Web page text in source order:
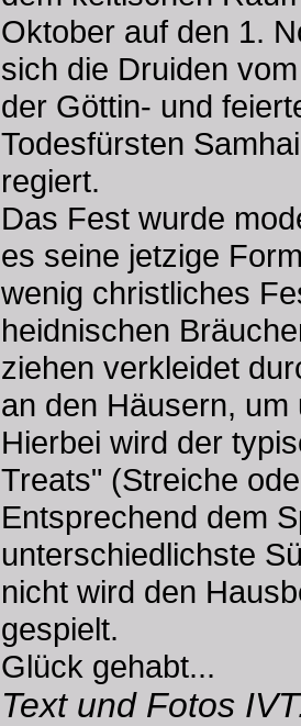
Oktober auf den 1.
sich die Druiden
der Göttin- und
Todesfürsten
regiert.
Das Fest wurde
es seine jetzige
wenig christliches
heidnischen
ziehen verkleidet
an den Häusern,
Hierbei wird der
Treats" (Streiche
Entsprechend dem
unterschiedlichste
nicht wird den
gespielt.
Glück gehabt...
Text und Fotos